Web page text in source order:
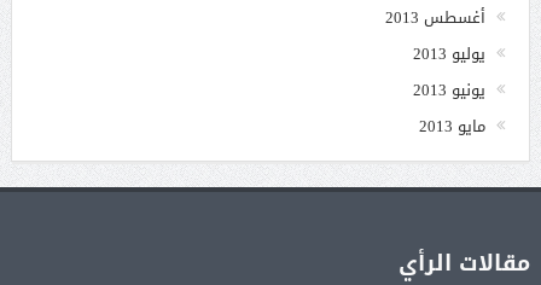
أغسطس 2013
يوليو 2013
يونيو 2013
مايو 2013
مقالات الرأي